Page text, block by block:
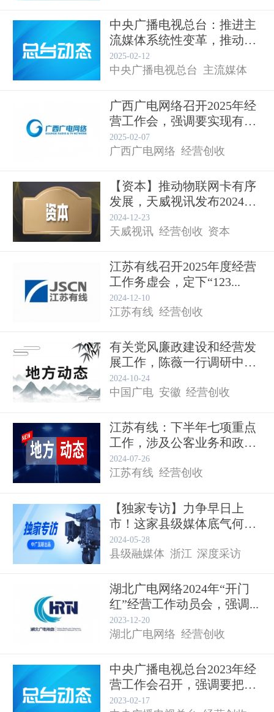
中央广播电视总台：推进主
流媒体系统性变革，推动经
营工...
2025-02-12
中央广播电视总台 主流媒体
慎海雄 经营创收
广西广电网络召开2025年经
营工作会，强调要实现有
效...
2025-02-07
广西广电网络 经营创收
【资本】推动物联网卡有序
发展，天威视讯发布2024
年...
2024-12-23
天威视讯 经营创收 资本
江苏有线召开2025年度经营
工作务虚会，定下“123...
2024-12-10
江苏有线 经营创收
有关党风廉政建设和经营发
展工作，陈薇一行调研中国
广电...
2024-10-24
中国广电 安徽 经营创收
江苏有线：下半年七项重点
工作，涉及公客业务和政企
业务...
2024-07-26
江苏有线 经营创收
【独家专访】力争早日上
市！这家县级媒体底气何
来？...
2024-05-28
县级融媒体 浙江 深度采访
经营创收
湖北广电网络2024年“开门
红”经营工作动员会，强调...
2023-12-20
湖北广电网络 经营创收
中央广播电视总台2023年经
营工作会召开，强调要把
融...
2023-02-17